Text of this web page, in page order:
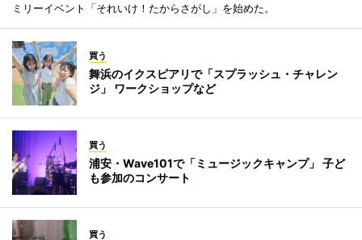
ミリーイベント「それいけ！たからさがし」を始めた。
買う
舞浜のイクスピアリで「スプラッシュ・チャレン
ジ」 ワークショップなど
買う
浦安・Wave101で「ミュージックキャンプ」 子ど
も参加のコンサート
買う